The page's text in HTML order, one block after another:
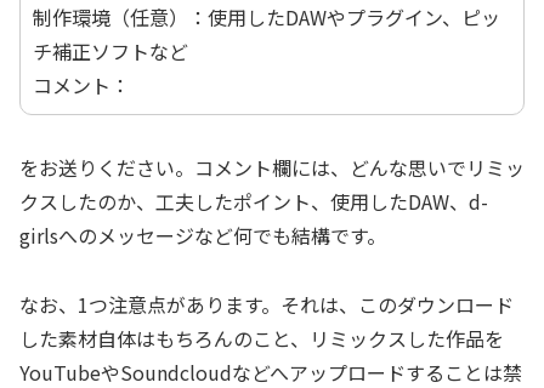
制作環境（任意）：使用したDAWやプラグイン、ピッ
チ補正ソフトなど
コメント：
をお送りください。コメント欄には、どんな思いでリミッ
クスしたのか、工夫したポイント、使用したDAW、d-
girlsへのメッセージなど何でも結構です。
なお、1つ注意点があります。それは、このダウンロード
した素材自体はもちろんのこと、リミックスした作品を
YouTubeやSoundcloudなどへアップロードすることは禁